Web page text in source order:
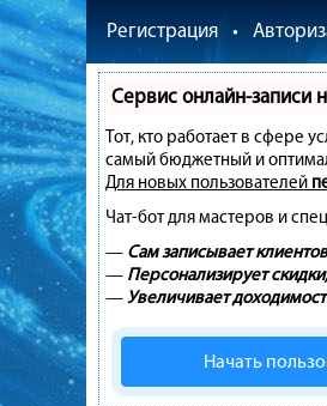
Регистрация •
Сервис онлайн-записи
Тот, кто работает в сфере
самый бюджетный и
Для новых пользователей
Чат-бот для мастеров и
— Сам записывает
— Персонализирует
—Увеличивает
Начать